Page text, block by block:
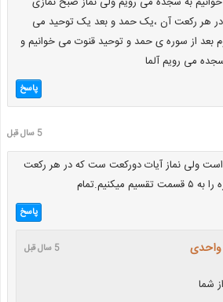
هر رکعت آن ،یک حمد و بعد یک توحید می
بعد از سوره ی حمد و توحید قنوت می خوانیم و
می رویم آلما
پاسخ
5 سال قبل
ولی نماز آیات دورکعت ست که در هر رکعت
پاسخ
واحدی 5 سال قبل
شما